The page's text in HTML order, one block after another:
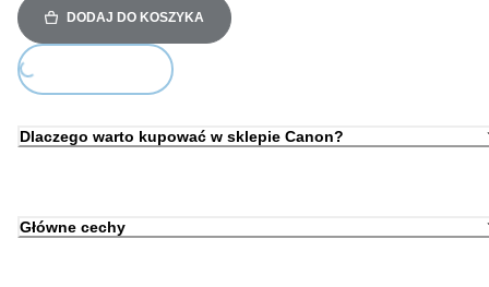
DODAJ DO KOSZYKA
Dlaczego warto kupować w sklepie Canon?
Główne cechy